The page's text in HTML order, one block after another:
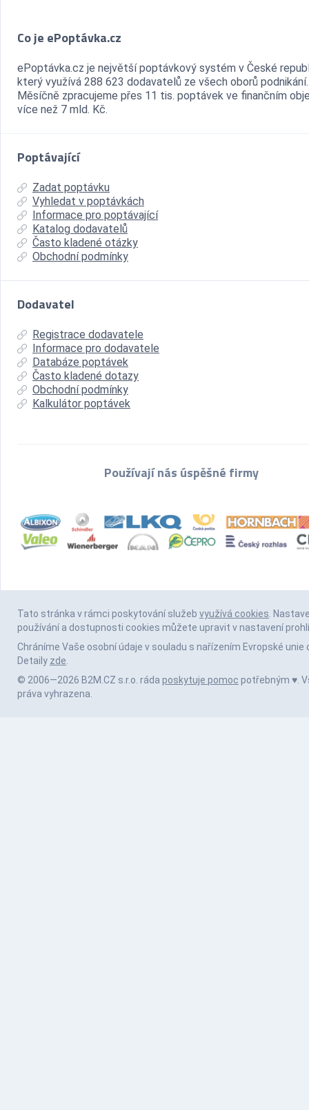
Co je ePoptávka.cz
ePoptávka.cz je největší poptávkový systém v České
který využívá 288 623 dodavatelů ze všech oborů podnikání.
Měsíčně zpracujeme přes 11 tis. poptávek ve finančním
více než 7 mld. Kč.
Poptávající
Zadat poptávku
Vyhledat v poptávkách
Informace pro poptávající
Katalog dodavatelů
Často kladené otázky
Obchodní podmínky
Dodavatel
Registrace dodavatele
Informace pro dodavatele
Databáze poptávek
Často kladené dotazy
Obchodní podmínky
Kalkulátor poptávek
Používají nás úspěšné firmy
Tato stránka v rámci poskytování služeb využívá cookies.
používání a dostupnosti cookies můžete upravit v nastavení
Chráníme Vaše osobní údaje v souladu s nařízením Evropské unie
Detaily zde.
© 2006—2026 B2M.CZ s.r.o. ráda poskytuje pomoc potřebným ♥️.
práva vyhrazena.